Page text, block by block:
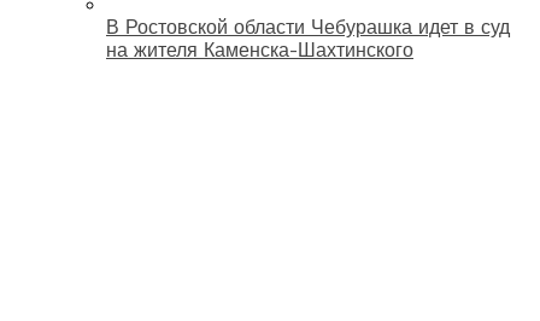
В Ростовской области Чебурашка идет в суд
на жителя Каменска-Шахтинского